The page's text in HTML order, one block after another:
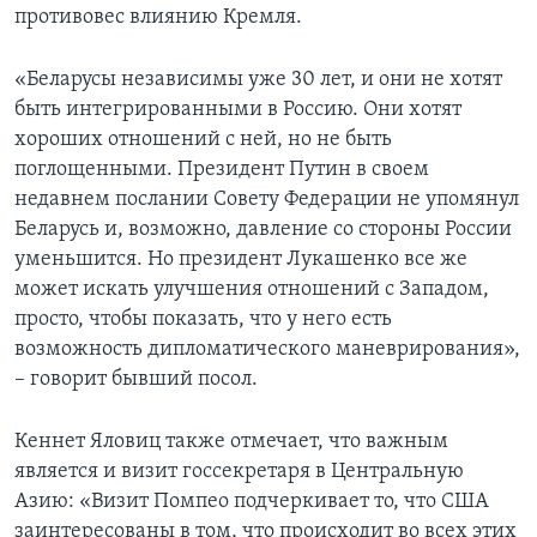
противовес влиянию Кремля.
«Беларусы независимы уже 30 лет, и они не хотят
быть интегрированными в Россию. Они хотят
хороших отношений с ней, но не быть
поглощенными. Президент Путин в своем
недавнем послании Совету Федерации не упомянул
Беларусь и, возможно, давление со стороны России
уменьшится. Но президент Лукашенко все же
может искать улучшения отношений с Западом,
просто, чтобы показать, что у него есть
возможность дипломатического маневрирования»,
– говорит бывший посол.
Кеннет Яловиц также отмечает, что важным
является и визит госсекретаря в Центральную
Азию: «Визит Помпео подчеркивает то, что США
заинтересованы в том, что происходит во всех этих